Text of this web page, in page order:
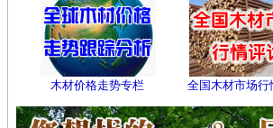
木材价格走势专栏 全国木材市场行